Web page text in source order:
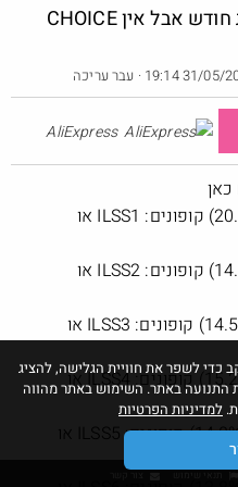
בטיחות
@כרמלהגלבוע
· · 218
כדי לשפר את חוויית הגלישה, להציג
התנועה באתר. השימוש באתר מהווה
למדיניות הפרטיות
קופונים תחילת חודש אבל אין CHOICE
· עבר עריכה
AliExpress
הנחה של $3 בקניה מעל $15 (20.0%) קופונים: ILSS1 או
הנחה של $5 בקניה מעל $35 (14.3%) קופונים: ILSS2 או
הנחה של $10 בקניה מעל $69 (14.5%) קופונים: ILSS3 או
הנחה של $15 בקניה מעל $99 (15.2%) קופונים: ILSS4 או
הנחה של $22 בקניה מעל $149 (14.8%) קופונים: ILSS5 או